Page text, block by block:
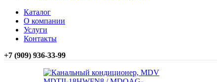
Каталог
О компании
Услуги
Контакты
+7 (909) 936-33-99